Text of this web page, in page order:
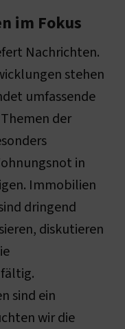
im Fokus
Nachrichten.
stehen
umfassende
der
in
Immobilien
dringend
diskutieren
sind ein
wir die